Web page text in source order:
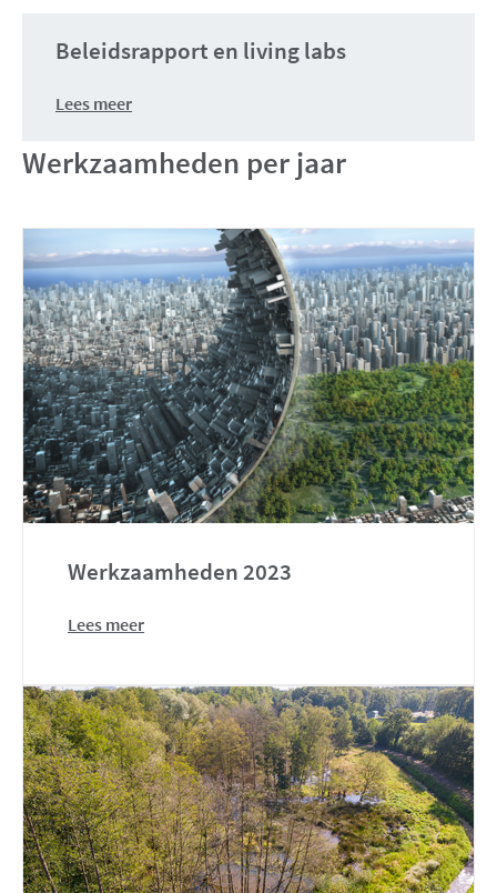
Beleidsrapport en living labs
Lees meer
Werkzaamheden per jaar
Werkzaamheden 2023
Lees meer